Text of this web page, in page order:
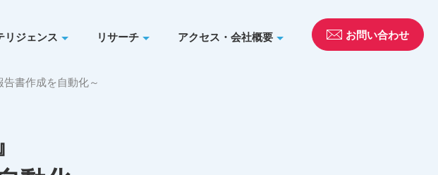
リジェンス リサーチ アクセス・会社概要 お問い合わせ
書作成を自動化～